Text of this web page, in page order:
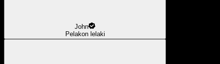
John
Pelakon lelaki